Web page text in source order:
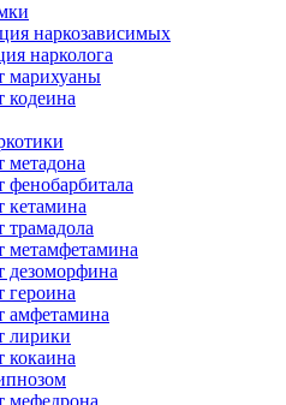
наркозависимых
нарколога
марихуаны
кодеина
метадона
фенобарбитала
кетамина
трамадола
метамфетамина
дезоморфина
героина
амфетамина
лирики
кокаина
мефедрона